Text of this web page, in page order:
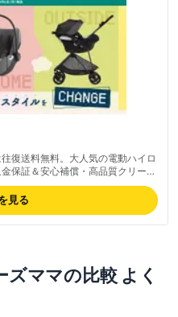
復送料無料。大人気の電動ハイロ
保証＆安心補償・高品質クリーニ
見る
ズママの比較 よく